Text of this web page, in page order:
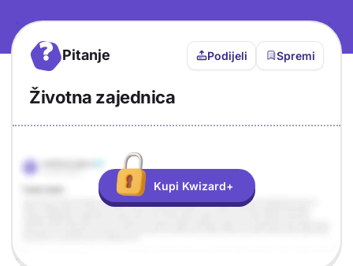
? Pitanje Podijeli Spremi
Životna zajednica
Odgovor
Objašnjenje
Kupi Kwizard+